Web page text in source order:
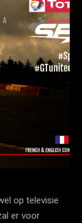
op televisie
er voor